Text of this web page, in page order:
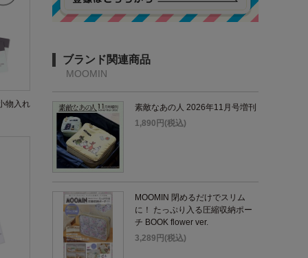
物入れ
ブランド関連商品
MOOMIN
素敵なあの人 2026年11月号増刊
1,890円(税込)
MOOMIN 閉めるだけでスリム
に！ たっぷり入る圧縮収納ポー
チ BOOK flower ver.
3,289円(税込)